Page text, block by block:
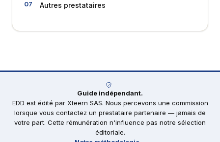
Autres prestataires
Guide indépendant.
EDD est édité par Xteern SAS. Nous percevons une commission
lorsque vous contactez un prestataire partenaire — jamais de
votre part. Cette rémunération n'influence pas notre sélection
éditoriale.